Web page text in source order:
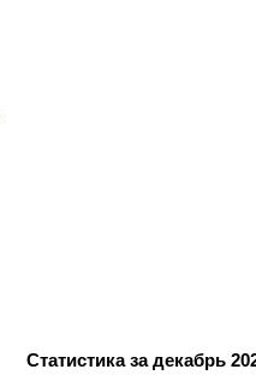
Статистика за декабрь